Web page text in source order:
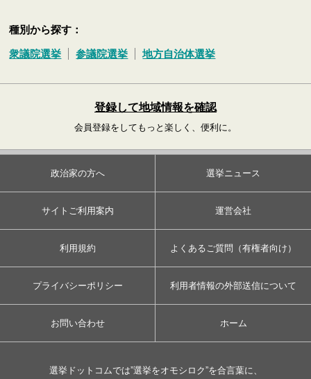
種別から探す：
衆議院選挙 参議院選挙 地方自治体選挙
登録して地域情報を確認
会員登録をしてもっと楽しく、便利に。
政治家の方へ 選挙ニュース
サイトご利用案内 運営会社
利用規約 よくあるご質問（有権者向け）
プライバシーポリシー 利用者情報の外部送信について
お問い合わせ ホーム
選挙ドットコムでは”選挙をオモシロク”を合言葉に、